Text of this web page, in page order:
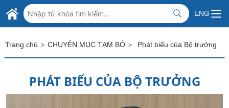
Skip to Main Content
BỘ NGOẠI GIAO VIỆT NAM
MINISTRY OF FOREIGN AFFAIRS
ENG
Trang chủ > CHUYÊN MỤC TẠM BỎ > Phát biểu của Bộ trưởng
PHÁT BIỂU CỦA BỘ TRƯỞNG